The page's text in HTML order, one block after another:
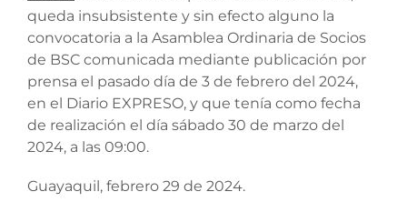
queda insubsistente y sin efecto alguno la
convocatoria a la Asamblea Ordinaria de Socios
de BSC comunicada mediante publicación por
prensa el pasado día de 3 de febrero del 2024,
en el Diario EXPRESO, y que tenía como fecha
de realización el día sábado 30 de marzo del
2024, a las 09:00.
Guayaquil, febrero 29 de 2024.